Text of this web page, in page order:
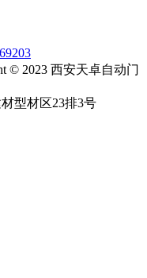
© 2023 西安天卓自动门
型材区23排3号